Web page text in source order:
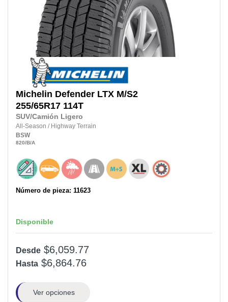
Michelin Defender LTX M/S2
255/65R17 114T
SUV/Camión Ligero
All-Season / Highway Terrain
BSW
820/B/A
Número de pieza: 11623
Disponible
Desde $6,059.77
Hasta $6,864.76
Ver opciones